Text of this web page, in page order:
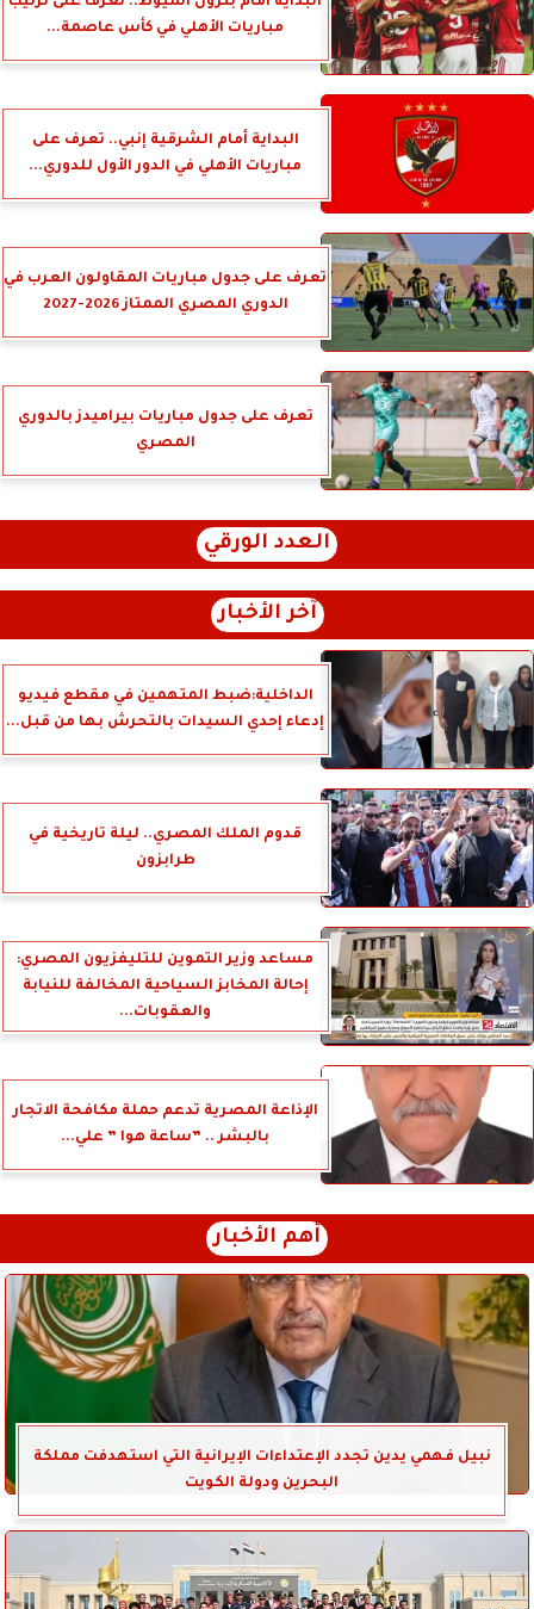
مباريات الأهلي في كأس عاصمة...
البداية أمام الشرقية إنبي.. تعرف على
مباريات الأهلي في الدور الأول للدوري...
تعرف على جدول مباريات المقاولون العرب في
الدوري المصري الممتاز 2026-2027
تعرف على جدول مباريات بيراميدز بالدوري
المصري
العدد الورقي
آخر الأخبار
الداخلية:ضبط المتهمين في مقطع فيديو
إدعاء إحدي السيدات بالتحرش بها من قبل...
قدوم الملك المصري.. ليلة تاريخية في
طرابزون
مساعد وزير التموين للتليفزيون المصري:
إحالة المخابز السياحية المخالفة للنيابة
والعقوبات...
الإذاعة المصرية تدعم حملة مكافحة الاتجار
بالبشر .. ”ساعة هوا ” علي...
أهم الأخبار
نبيل فهمي يدين تجدد الإعتداءات الإيرانية التي استهدفت مملكة
البحرين ودولة الكويت